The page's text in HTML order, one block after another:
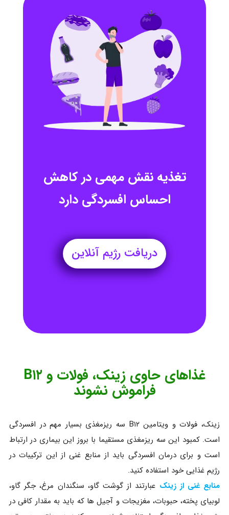
تغذیه نقش مهمی در کاهش
احساس افسردگی دارد
دریافت رژیم آنلاین
غذاهای حاوی زینک، فولات و B۱۲
فراموش نشوند
زینک، فولات و ویتامین B۱۲ سه ریزمغذی بسیار مهم در افسردگی
است. کمبود این سه ریزمغذی مستقیما با بروز این بیماری در ارتباط
است و برای درمان افسردگی باید از منابع غنی از این ترکیبات در
رژیم غذایی خود استفاده کنید.
منابع غنی از زینک عبارتند از گوشت گاو، سنگندان مرغ، جگر گاو،
لوبیای پخته، حبوبات، مغزیجات و آجیل ها که باید به مقدار کافی در